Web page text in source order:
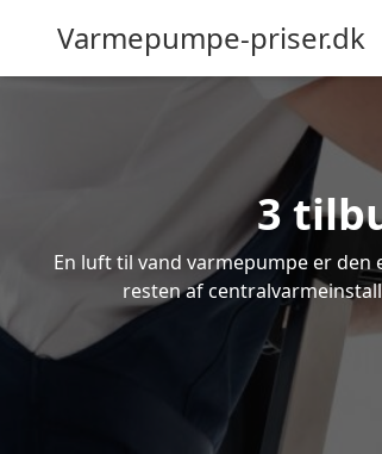
Varmepumpe-priser.dk
3
En luft til vand varmepumpe er
resten af